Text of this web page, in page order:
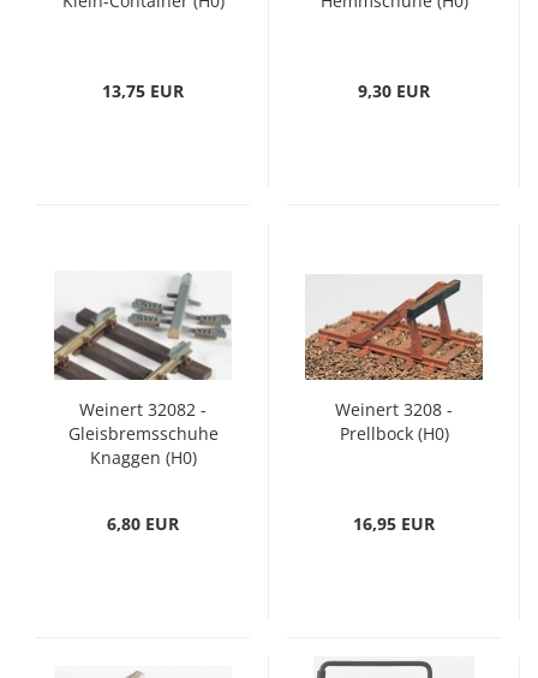
13,75 EUR 9,30 EUR
Weinert 32082 -
Gleisbremsschuhe
Knaggen (H0)
6,80 EUR
Weinert 3208 -
Prellbock (H0)
16,95 EUR